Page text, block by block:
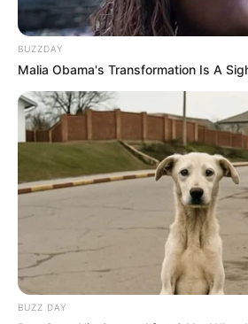
Deixe seu comentário
24 Comentários
há 12 anos
BUZZDAY
Malia Obama's Transformation Is A
BUZZ DAY